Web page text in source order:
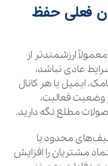
فعلی حفظ
ارزشمندتر از
عادی نباشد،
ایمیل یا هر کانال
وضعیت فعالیت،
مطلع نگه دارید.
محدود یا
مشتریان را افزایش